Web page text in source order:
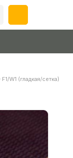
W1 (гладкая/сетка)